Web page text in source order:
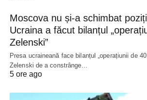
Moscova nu și-a schimbat
Ucraina a făcut bilanțul
Zelenski”
Presa ucraineană face bilanțul „operațiunii de
Zelenski de a constrânge…
5 ore ago